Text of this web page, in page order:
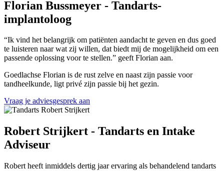
Florian Bussmeyer - Tandarts-
implantoloog
“Ik vind het belangrijk om patiënten aandacht te geven en dus goed
te luisteren naar wat zij willen, dat biedt mij de mogelijkheid om een
passende oplossing voor te stellen.” geeft Florian aan.
Goedlachse Florian is de rust zelve en naast zijn passie voor
tandheelkunde, ligt privé zijn passie bij het gezin.
Vraag je adviesgesprek aan
Robert Strijkert - Tandarts en Intake
Adviseur
Robert heeft inmiddels dertig jaar ervaring als behandelend tandarts